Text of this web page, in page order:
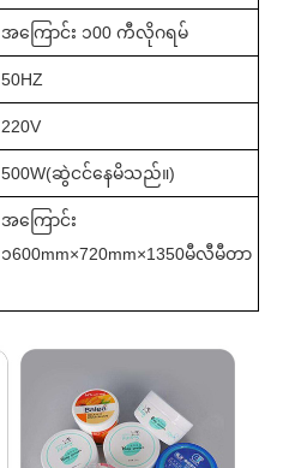
အကြောင်း ၁00 ကီလိုဂရမ်
50HZ
220V
500W(ဆွဲငင်နေမိသည်။)
အကြောင်း
၁600mm×720mm×1350မီလီမီတာ